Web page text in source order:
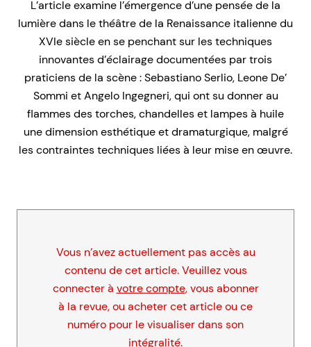
L’article examine l’émergence d’une pensée de la
lumière dans le théâtre de la Renaissance italienne du
XVIe siècle en se penchant sur les techniques
innovantes d’éclairage documentées par trois
praticiens de la scène : Sebastiano Serlio, Leone De’
Sommi et Angelo Ingegneri, qui ont su donner au
flammes des torches, chandelles et lampes à huile
une dimension esthétique et dramaturgique, malgré
les contraintes techniques liées à leur mise en œuvre.
Vous n’avez actuellement pas accès au
contenu de cet article. Veuillez vous
connecter à votre compte, vous abonner
à la revue, ou acheter cet article ou ce
numéro pour le visualiser dans son
intégralité.